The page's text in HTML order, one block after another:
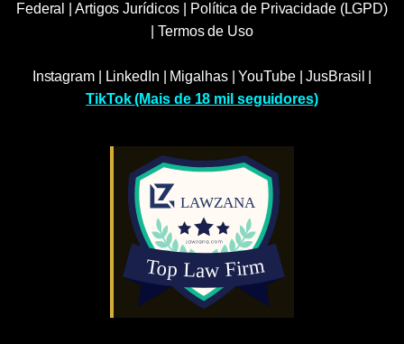
Federal
Artigos Jurídicos
Política de Privacidade (LGPD)
|Termos de Uso
Instagram| LinkedIn Migalhas|YouTube|JusBrasil
TikTok (Mais de 18 mil seguidores)